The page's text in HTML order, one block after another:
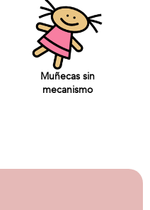
Muñecas sin
mecanismo